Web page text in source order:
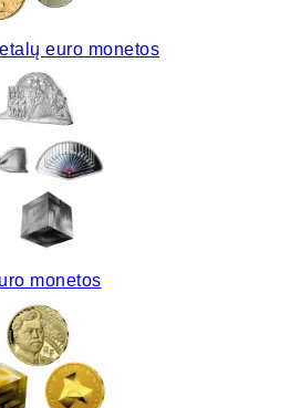
euro monetos
monetos